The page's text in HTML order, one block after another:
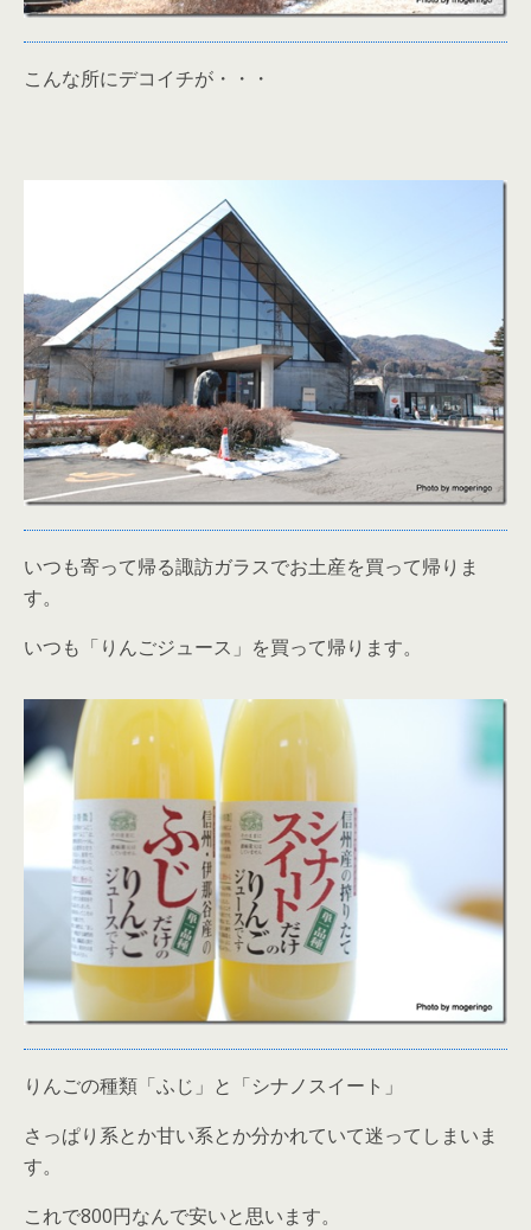
こんな所にデコイチが・・・
いつも寄って帰る諏訪ガラスでお土産を買って帰りま
す。
いつも「りんごジュース」を買って帰ります。
りんごの種類「ふじ」と「シナノスイート」
さっぱり系とか甘い系とか分かれていて迷ってしまいま
す。
これで800円なんで安いと思います。